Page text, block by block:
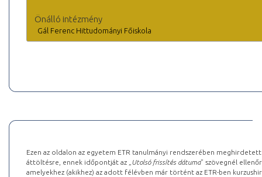
Önálló intézmény
Gál Ferenc Hittudományi Főiskola
Ezen az oldalon az egyetem ETR tanulmányi rendszerében
áttöltésre, ennek időpontját az „ Utolsó frissítés dátuma” szövegnél
amelyekhez (akikhez) az adott félévben már történt az ETR-ben